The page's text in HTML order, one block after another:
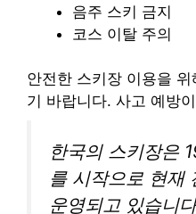
음주 스키 금지
코스 이탈 주의
안전한 스키장 이용을
기 바랍니다. 사고 예방
한국의 스키장은
를 시작으로 현재
운영되고 있습니